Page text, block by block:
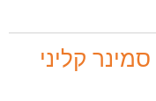
קליני